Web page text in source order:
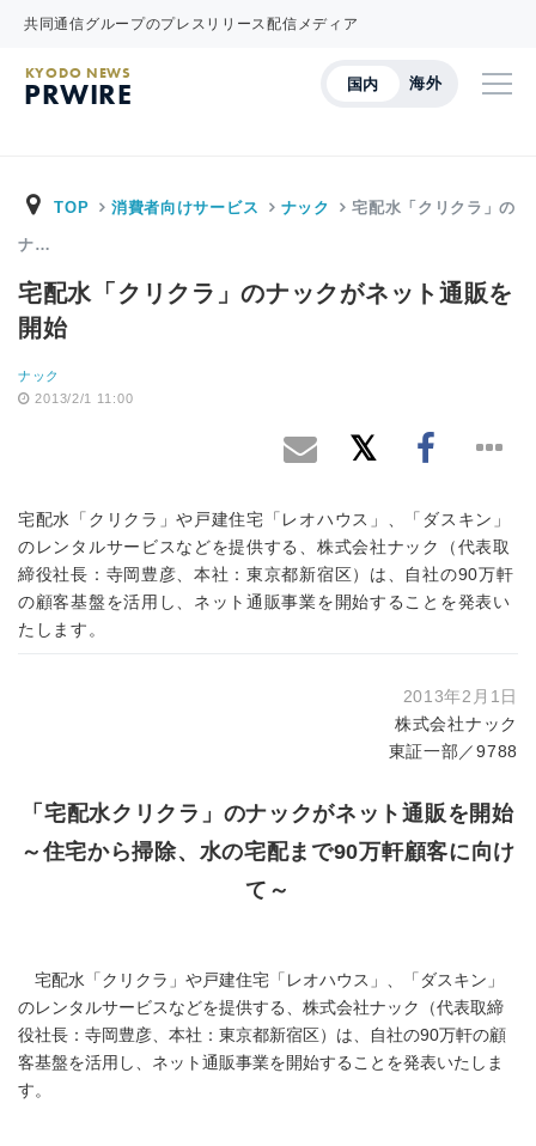
共同通信グループのプレスリリース配信メディア
国内 海外
KYODO NEWS
PRWIRE
TOP 消費者向けサービス ナック 宅配水「クリクラ」の
ナ…
宅配水「クリクラ」のナックがネット通販を
開始
ナック
2013/2/1 11:00
宅配水「クリクラ」や戸建住宅「レオハウス」、「ダスキン」
のレンタルサービスなどを提供する、株式会社ナック（代表取
締役社長：寺岡豊彦、本社：東京都新宿区）は、自社の90万軒
の顧客基盤を活用し、ネット通販事業を開始することを発表い
たします。
2013年2月1日
株式会社ナック
東証一部／9788
「宅配水クリクラ」のナックがネット通販を開始
～住宅から掃除、水の宅配まで90万軒顧客に向け
て～
宅配水「クリクラ」や戸建住宅「レオハウス」、「ダスキン」
のレンタルサービスなどを提供する、株式会社ナック（代表取締
役社長：寺岡豊彦、本社：東京都新宿区）は、自社の90万軒の顧
客基盤を活用し、ネット通販事業を開始することを発表いたしま
す。